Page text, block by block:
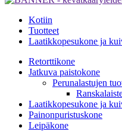
Kotiin
Tuotteet
Laatikkopesukone ja
Retorttikone
Jatkuva paistokone
Perunalastujen
Laatikkopesukone ja
Painonpuristuskone
Leipäkone